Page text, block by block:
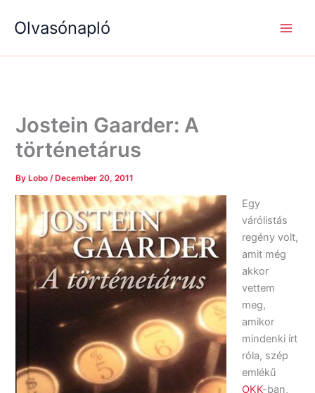
Olvasónapló
Jostein Gaarder: A
történetárus
By Lobo/ December 20, 2011
Egy
várólistás
regény volt,
amit még
akkor
vettem
meg,
amikor
mindenki írt
róla, szép
emlékű
OKK-ban,
e
a
é
g
é
g